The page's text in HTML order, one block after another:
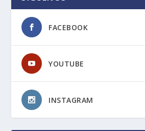
FACEBOOK
YOUTUBE
INSTAGRAM